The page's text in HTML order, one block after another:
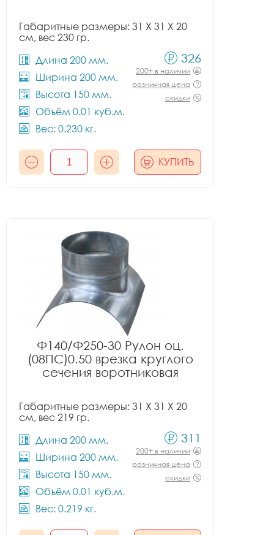
Габаритные размеры: 31 X 31 X 20
см, вес 230 гр.
Длина 200 мм.
Ширина 200 мм.
Высота 150 мм.
Объём 0.01 куб.м.
Вес: 0.230 кг.
326
200+ в наличии
розничная цена
скидки
КУПИТЬ
Ф140/Ф250-30 Рулон оц.
(08ПС)0.50 врезка круглого
сечения воротниковая
Габаритные размеры: 31 X 31 X 20
см, вес 219 гр.
Длина 200 мм.
Ширина 200 мм.
Высота 150 мм.
Объём 0.01 куб.м.
Вес: 0.219 кг.
311
200+ в наличии
розничная цена
скидки